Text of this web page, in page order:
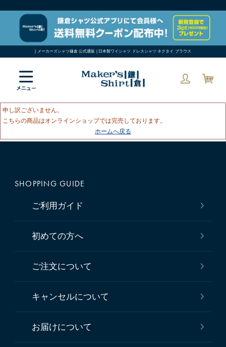
| メーカーズシャツ鎌倉 公式通販 | 日本製ワイシャツ ドレスシャツ ネクタイ ブラウス
申し訳ございません。
こちらの商品はオンラインショップでは完売しております。
ホームへ戻る
SHOPPING GUIDE
ご利用ガイド
初めての方へ
ご注文について
キャンセルについて
お届けについて